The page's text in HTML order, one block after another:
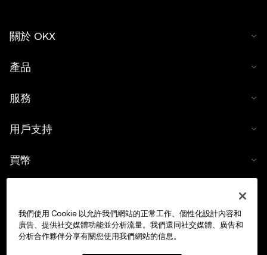
關於 OKX
產品
服務
用戶支持
買幣
交易
我們使用 Cookie 以允許我們網站的正常工作、個性化設計內容和
廣告、提供社交媒體功能並分析流量。我們還同社交媒體、廣告和
分析合作夥伴分享有關您使用我們網站的信息。